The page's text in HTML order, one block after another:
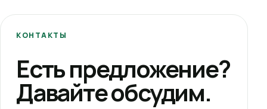
КОНТАКТЫ
Есть предложение?
Давайте обсудим.